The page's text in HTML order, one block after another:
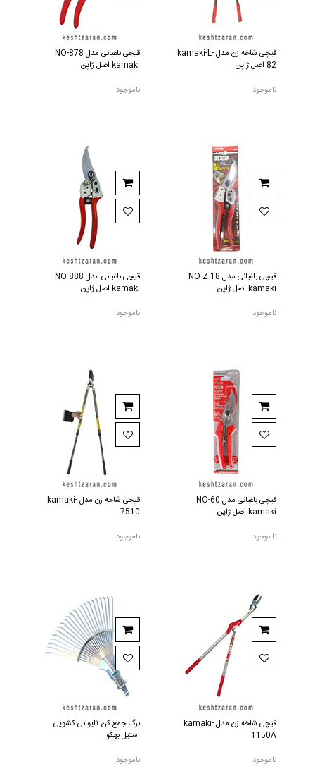
قیچی شاخه زن مدل kamaki-L-
82 اصل ژاپن
ناموجود
قیچی باغبانی مدل NO-878
kamaki اصل ژاپن
ناموجود
قیچی باغبانی مدل NO-Z-18
kamaki اصل ژاپن
ناموجود
قیچی باغبانی مدل NO-888
kamaki اصل ژاپن
ناموجود
قیچی باغبانی مدل NO-60
kamaki اصل ژاپن
ناموجود
قیچی شاخه زن مدل kamaki-
7510
ناموجود
قیچی شاخه زن مدل kamaki-
1150A
ناموجود
برگ جمع کن تایوانی کشویی
استیل بهکو
ناموجود